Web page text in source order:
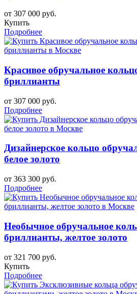
от 307 000 руб.
Купить
Подробнее
Красивое обручальное
бриллианты
от 307 000 руб.
Подробнее
Дизайнерское кольцо
белое золото
от 363 300 руб.
Подробнее
Необычное обручальное
бриллианты, желтое золото
от 321 700 руб.
Купить
Подробнее